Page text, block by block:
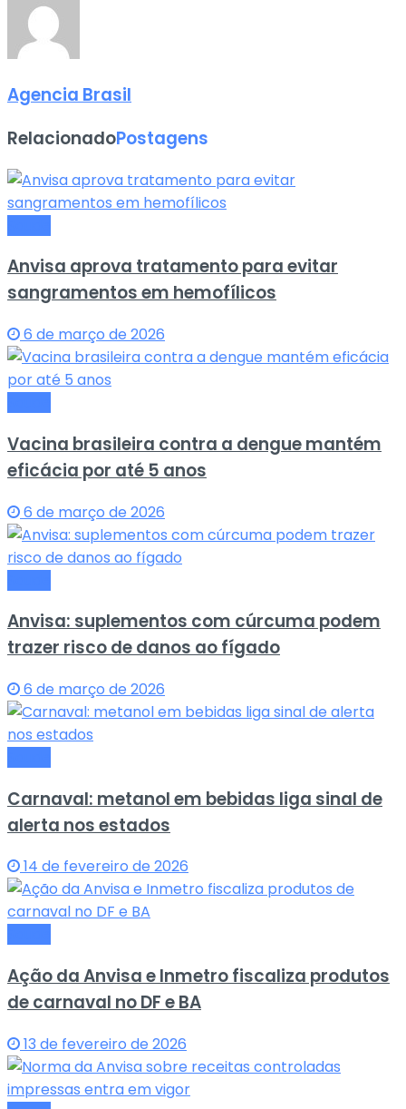
Agencia Brasil
RelacionadoPostagens
Anvisa aprova tratamento para evitar
sangramentos em hemofílicos
6 de março de 2026
Vacina brasileira contra a dengue mantém
eficácia por até 5 anos
6 de março de 2026
Anvisa: suplementos com cúrcuma podem
trazer risco de danos ao fígado
6 de março de 2026
Carnaval: metanol em bebidas liga sinal de
alerta nos estados
14 de fevereiro de 2026
Ação da Anvisa e Inmetro fiscaliza produtos
de carnaval no DF e BA
13 de fevereiro de 2026